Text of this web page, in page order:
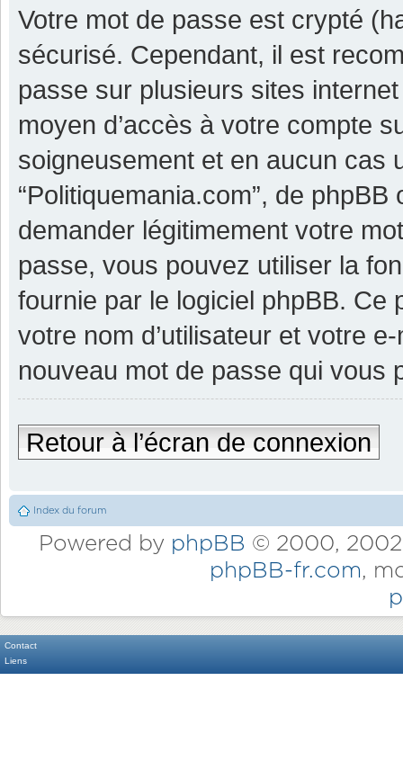
Votre mot de passe est crypté
sécurisé. Cependant, il est
passe sur plusieurs sites
moyen d’accès à votre compte
soigneusement et en aucun cas
“Politiquemania.com”, de
demander légitimement votre
passe, vous pouvez utiliser la
fournie par le logiciel phpBB.
votre nom d’utilisateur et votre
nouveau mot de passe qui vous
Retour à l’écran de connexion
Index du forum
Powered by phpBB © 2000,
phpBB-fr.com,
Contact
Liens